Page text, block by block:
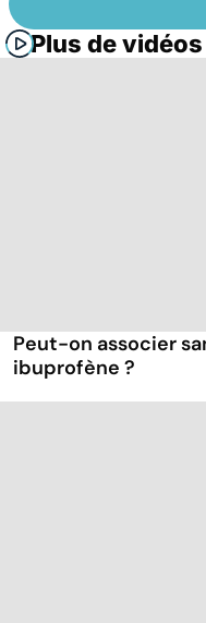
Plus de vidéos
Peut-on associer
ibuprofène ?